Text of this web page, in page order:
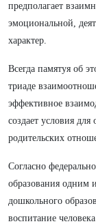
предполагает
эмоциональной,
характер.
Всегда памятуя об
триаде
эффективное
создает условия
родительских
Согласно
образования одним
дошкольного
воспитание